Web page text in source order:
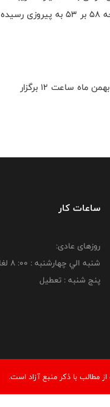
۳ پاس گل و کارایی ۲۸ بهترین بازیکن این دیدار بود. در مرحله پلی‌آف اول آکادمی سحر با نتیجه ۵۸ بر ۵۳ به پیروزی رسیده
دیدار تیم‌های بینالود خودرو نیشابور و پالایش نفت آبادان در مرحله پلی‌آف دوم روز پنج‌شنبه ۵ بهمن ماه ساعت ۱۲ برگزار
ساعات کار
روزهای عادی:
شنبه الي چهارشنبه : 00: 8 لغايت 16:00
پنج شنبه : تعطیل
مطالب با ذكر منبع آزاد است.